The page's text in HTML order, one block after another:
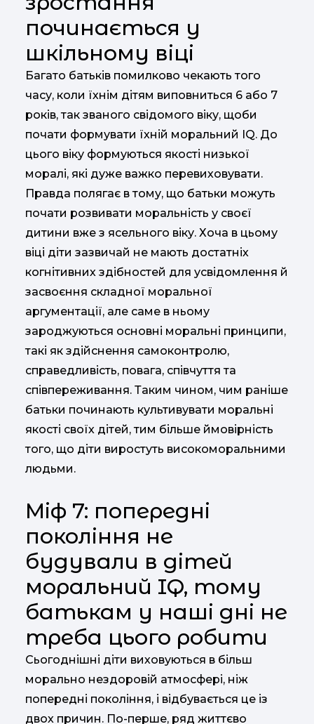
починається у
шкільному віці
Багато батьків помилково чекають того
часу, коли їхнім дітям виповниться 6 або 7
років, так званого свідомого віку, щоби
почати формувати їхній моральний IQ. До
цього віку формуються якості низької
моралі, які дуже важко перевиховувати.
Правда полягає в тому, що батьки можуть
почати розвивати моральність у своєї
дитини вже з ясельного віку. Хоча в цьому
віці діти зазвичай не мають достатніх
когнітивних здібностей для усвідомлення й
засвоєння складної моральної
аргументації, але саме в ньому
зароджуються основні моральні принципи,
такі як здійснення самоконтролю,
справедливість, повага, співчуття та
співпереживання. Таким чином, чим раніше
батьки починають культивувати моральні
якості своїх дітей, тим більше ймовірність
того, що діти виростуть високоморальними
людьми.
Міф 7: попередні
покоління не
будували в дітей
моральний IQ, тому
батькам у наші дні не
треба цього робити
Сьогоднішні діти виховуються в більш
морально нездоровій атмосфері, ніж
попередні покоління, і відбувається це із
двох причин. По-перше, ряд життєво